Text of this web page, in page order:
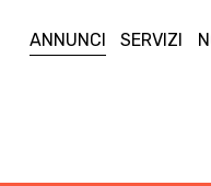
ANNUNCI SERVIZI